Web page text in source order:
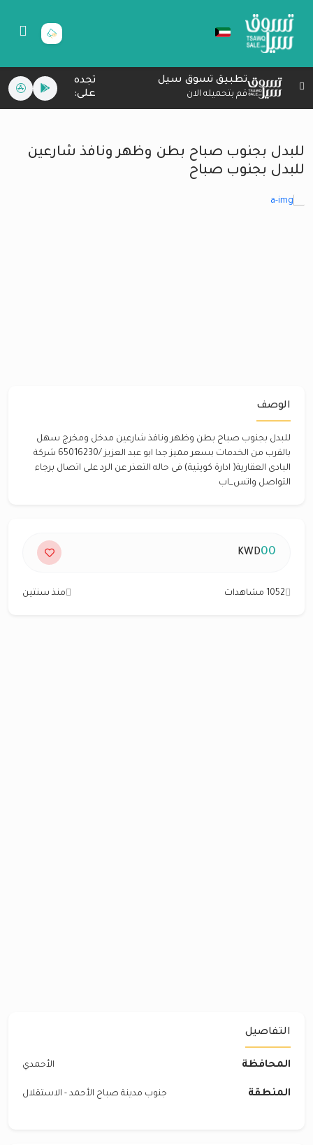
تطبيق تسوق سيل
قم بتحميله الان
تجده
على:
للبدل بجنوب صباح بطن وظهر ونافذ شارعين
للبدل بجنوب صباح
الوصف
للبدل بجنوب صباح بطن وظهر ونافذ شارعين مدخل ومخرج سهل
بالقرب من الخدمات بسعر مميز جدا ابو عبد العزيز /65016230 شركة
البادى العقارية( ادارة كويتية) فى حاله التعذر عن الرد على اتصال برجاء
التواصل واتس_اب
00
KWD
1052 مشاهدات منذ سنتين
التفاصيل
المحافظة الأحمدي
المنطقة جنوب مدينة صباح الأحمد - الاستقلال